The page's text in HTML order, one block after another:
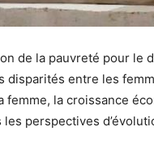
de la pauvreté pour le
disparités entre les
la croissance
perspectives